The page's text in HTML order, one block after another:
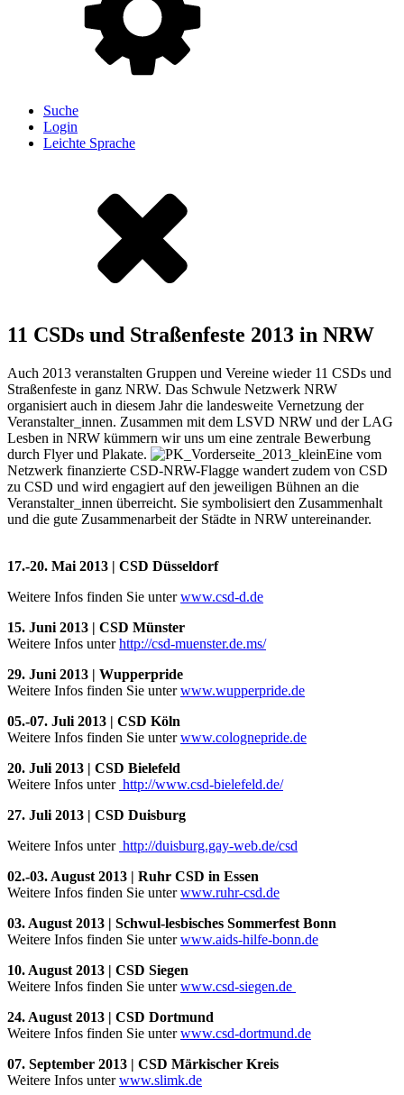
Suche
Login
Leichte Sprache
11 CSDs und Straßenfeste 2013 in NRW
Auch 2013 veranstalten Gruppen und Vereine wieder 11 CSDs und
Straßenfeste in ganz NRW. Das Schwule Netzwerk NRW
organisiert auch in diesem Jahr die landesweite Vernetzung der
Veranstalter_innen. Zusammen mit dem LSVD NRW und der LAG
Lesben in NRW kümmern wir uns um eine zentrale Bewerbung
durch Flyer und Plakate.
Eine vom
Netzwerk finanzierte CSD-NRW-Flagge wandert zudem von CSD
zu CSD und wird engagiert auf den jeweiligen Bühnen an die
Veranstalter_innen überreicht. Sie symbolisiert den Zusammenhalt
und die gute Zusammenarbeit der Städte in NRW untereinander.
17.-20. Mai 2013 | CSD Düsseldorf
Weitere Infos finden Sie unterwww.csd-d.de
15. Juni 2013 | CSD Münster
Weitere Infos unterhttp://csd-muenster.de.ms/
29. Juni 2013 | Wupperpride
Weitere Infos finden Sie unterwww.wupperpride.de
05.-07. Juli 2013 | CSD Köln
Weitere Infos finden Sie unterwww.colognepride.de
20. Juli 2013 | CSD Bielefeld
Weitere Infos unter http://www.csd-bielefeld.de/
27. Juli 2013 | CSD Duisburg
Weitere Infos unter http://duisburg.gay-web.de/csd
02.-03. August 2013 | Ruhr CSD in Essen
Weitere Infos finden Sie unterwww.ruhr-csd.de
03. August 2013 | Schwul-lesbisches Sommerfest Bonn
Weitere Infos finden Sie unterwww.aids-hilfe-bonn.de
10. August 2013 | CSD Siegen
Weitere Infos finden Sie unterwww.csd-siegen.de
24. August 2013 | CSD Dortmund
Weitere Infos finden Sie unterwww.csd-dortmund.de
07. September 2013 | CSD Märkischer Kreis
Weitere Infos unterwww.slimk.de